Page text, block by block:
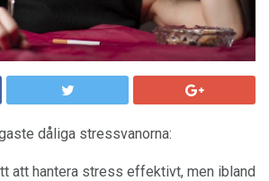
dåliga stressvanorna:
att hantera stress effektivt, men ibland